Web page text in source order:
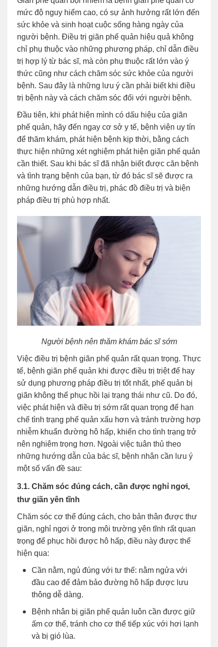
mức độ nguy hiểm cao, có sự ảnh hưởng rất lớn đến
sức khỏe và sinh hoạt cuộc sống hàng ngày của
người bệnh. Điều trị giãn phế quản hiệu quả không
chỉ phụ thuộc vào những phương pháp, chỉ dẫn điều
trị hợp lý từ bác sĩ, mà còn phụ thuộc rất lớn vào ý
thức cũng như cách chăm sóc sức khỏe của người
bệnh. Sau đây là những lưu ý cần phải biết khi điều
trị bệnh này và cách chăm sóc đối với người bệnh.
Đầu tiên, khi phát hiện mình có dấu hiệu của giãn
phế quản, hãy đến ngay cơ sở y tế, bệnh viện uy tín
để thăm khám, phát hiện bệnh kịp thời, bằng cách
thực hiện những xét nghiệm phát hiện giãn phế quản
cần thiết. Sau khi bác sĩ đã nhận biết được căn bệnh
và tình trạng bệnh của bạn, từ đó bác sĩ sẽ được ra
những hướng dẫn điều trị, phác đồ điều trị và biện
pháp điều trị phù hợp nhất.
Người bệnh nên thăm khám bác sĩ sớm
Việc điều trị bệnh giãn phế quản rất quan trọng. Thực
tế, bệnh giãn phế quản khi được điều trị triệt để hay
sử dụng phương pháp điều trị tốt nhất, phế quản bị
giãn không thể phục hồi lại trạng thái như cũ. Do đó,
việc phát hiện và điều trị sớm rất quan trọng để hạn
chế tình trạng phế quản xấu hơn và tránh trường hợp
nhiễm khuẩn đường hô hấp, khiến cho tình trạng trở
nên nghiêm trọng hơn. Ngoài việc tuân thủ theo
những hướng dẫn của bác sĩ, bệnh nhân cần lưu ý
một số vấn đề sau:
3.1. Chăm sóc đúng cách, cần được nghỉ ngơi,
thư giãn yên tĩnh
Chăm sóc cơ thể đúng cách, cho bản thân được thư
giãn, nghỉ ngơi ở trong môi trường yên tĩnh rất quan
trọng để phục hồi được hô hấp, điều này được thể
hiện qua:
Cần nằm, ngủ đúng với tư thế: nằm ngửa với
đầu cao để đảm bảo đường hô hấp được lưu
thông dễ dàng.
Bệnh nhân bị giãn phế quản luôn cần được giữ
ấm cơ thể, tránh cho cơ thể tiếp xúc với hơi lạnh
và bị gió lùa.